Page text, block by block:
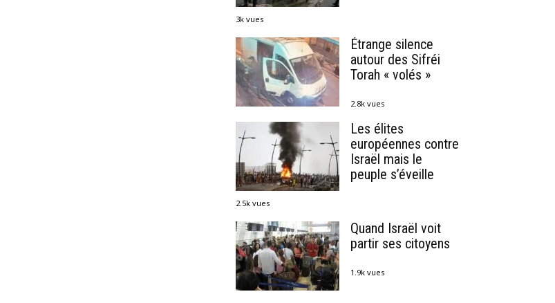
3k vues
Étrange silence
autour des Sifréi
Torah « volés »
2.8k vues
Les élites
européennes contre
Israël mais le
peuple s’éveille
2.5k vues
Quand Israël voit
partir ses citoyens
1.9k vues